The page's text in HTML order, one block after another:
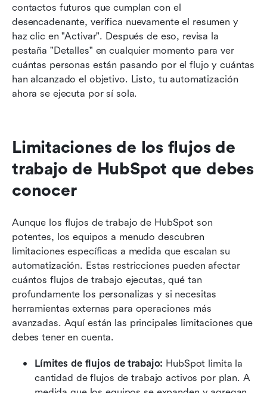
contactos futuros que cumplan con el
desencadenante, verifica nuevamente el resumen y
haz clic en "Activar". Después de eso, revisa la
pestaña "Detalles" en cualquier momento para ver
cuántas personas están pasando por el flujo y cuántas
han alcanzado el objetivo. Listo, tu automatización
ahora se ejecuta por sí sola.
Limitaciones de los flujos de
trabajo de HubSpot que debes
conocer
Aunque los flujos de trabajo de HubSpot son
potentes, los equipos a menudo descubren
limitaciones específicas a medida que escalan su
automatización. Estas restricciones pueden afectar
cuántos flujos de trabajo ejecutas, qué tan
profundamente los personalizas y si necesitas
herramientas externas para operaciones más
avanzadas. Aquí están las principales limitaciones que
debes tener en cuenta.
Límites de flujos de trabajo: HubSpot limita la
cantidad de flujos de trabajo activos por plan. A